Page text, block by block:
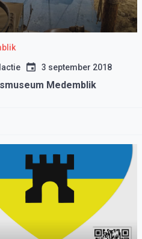
3 september 2018
Medemblik